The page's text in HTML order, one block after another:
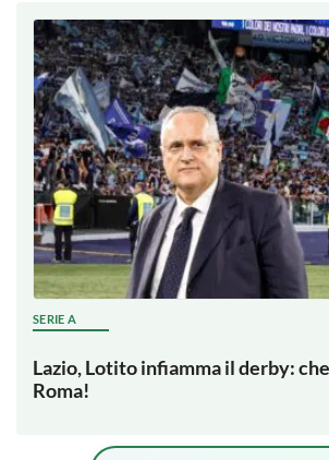
SERIE A
Lazio, Lotito infiamma il derby:
Roma!